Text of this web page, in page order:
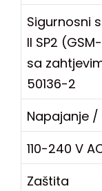
Sigurnosni
II SP2
sa
50136-2
Napajanje
110-240 V
Zaštita